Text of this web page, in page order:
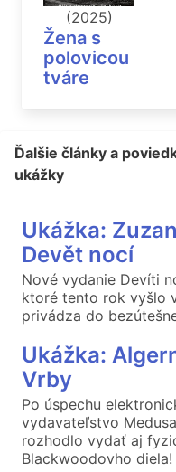
(2025)
Žena s
polovicou
tváre
Ďalšie články a
ukážky
Ukážka:
Devět nocí
Nové vydanie Devíti
ktoré tento rok vyšlo
privádza do
Ukážka:
Vrby
Po úspechu
vydavateľstvo
rozhodlo vydať aj
Blackwoodovho diela!